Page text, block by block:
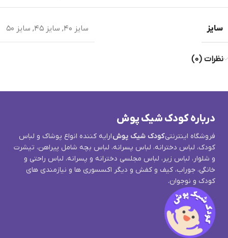
سایز سایز ۴۰ , سایز ۴۵ , سایز ۵۰
نظرات (0)
درباره کودک شیک پوش
فروشگاه اینترنتیکودک شیک پوشارایه کننده انواع پوشاک و لباس
کودک، لباس دخترانه، لباس پسرانه، لباس بچه شامل پیراهن، تیشرت
و شلوار، لباس زیر، لباس مجلسی دخترانه و پسرانه، لباس راحتی و
خانگی، جوراب، کیف و کفش و دیگر اکسسوری ها و نیازمندی های
کودک و نوجوان.